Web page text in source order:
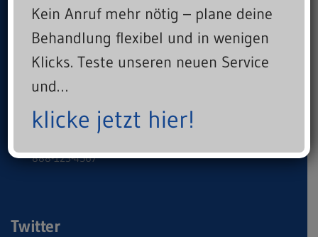
Sportphysio Come Back GmbH
121 King Street, Melbourne
info@example.com
888-123-4567
Twitter
Kein Anruf mehr nötig – plane deine
Behandlung flexibel und in wenigen
Klicks. Teste unseren neuen Service
und…
klicke jetzt hier!